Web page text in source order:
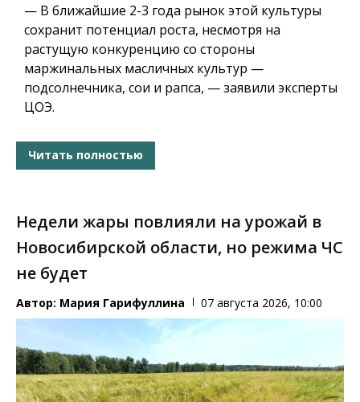
— В ближайшие 2-3 года рынок этой культуры
сохранит потенциал роста, несмотря на
растущую конкуренцию со стороны
маржинальных масличных культур —
подсолнечника, сои и рапса, — заявили эксперты
ЦОЭ.
Читать полностью
Недели жары повлияли на урожай в
Новосибирской области, но режима ЧС
не будет
Автор: Мария Гарифуллина 07 августа 2026, 10:00